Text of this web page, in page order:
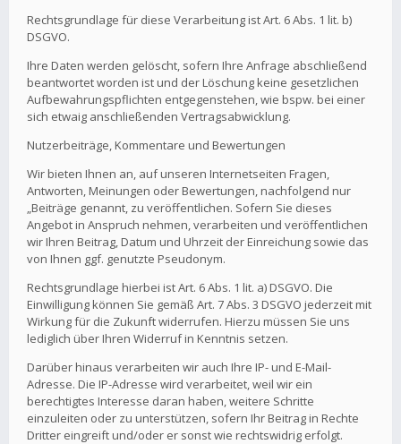
Rechtsgrundlage für diese Verarbeitung ist Art. 6 Abs. 1 lit. b)
DSGVO.
Ihre Daten werden gelöscht, sofern Ihre Anfrage abschließend
beantwortet worden ist und der Löschung keine gesetzlichen
Aufbewahrungspflichten entgegenstehen, wie bspw. bei einer
sich etwaig anschließenden Vertragsabwicklung.
Nutzerbeiträge, Kommentare und Bewertungen
Wir bieten Ihnen an, auf unseren Internetseiten Fragen,
Antworten, Meinungen oder Bewertungen, nachfolgend nur
„Beiträge genannt, zu veröffentlichen. Sofern Sie dieses
Angebot in Anspruch nehmen, verarbeiten und veröffentlichen
wir Ihren Beitrag, Datum und Uhrzeit der Einreichung sowie das
von Ihnen ggf. genutzte Pseudonym.
Rechtsgrundlage hierbei ist Art. 6 Abs. 1 lit. a) DSGVO. Die
Einwilligung können Sie gemäß Art. 7 Abs. 3 DSGVO jederzeit mit
Wirkung für die Zukunft widerrufen. Hierzu müssen Sie uns
lediglich über Ihren Widerruf in Kenntnis setzen.
Darüber hinaus verarbeiten wir auch Ihre IP- und E-Mail-
Adresse. Die IP-Adresse wird verarbeitet, weil wir ein
berechtigtes Interesse daran haben, weitere Schritte
einzuleiten oder zu unterstützen, sofern Ihr Beitrag in Rechte
Dritter eingreift und/oder er sonst wie rechtswidrig erfolgt.